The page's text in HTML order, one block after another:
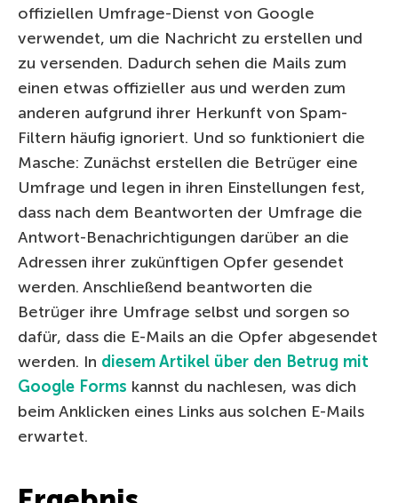
offiziellen Umfrage-Dienst von Google
verwendet, um die Nachricht zu erstellen und
zu versenden. Dadurch sehen die Mails zum
einen etwas offizieller aus und werden zum
anderen aufgrund ihrer Herkunft von Spam-
Filtern häufig ignoriert. Und so funktioniert die
Masche: Zunächst erstellen die Betrüger eine
Umfrage und legen in ihren Einstellungen fest,
dass nach dem Beantworten der Umfrage die
Antwort-Benachrichtigungen darüber an die
Adressen ihrer zukünftigen Opfer gesendet
werden. Anschließend beantworten die
Betrüger ihre Umfrage selbst und sorgen so
dafür, dass die E-Mails an die Opfer abgesendet
werden. In diesem Artikel über den Betrug mit
Google Forms kannst du nachlesen, was dich
beim Anklicken eines Links aus solchen E-Mails
erwartet.